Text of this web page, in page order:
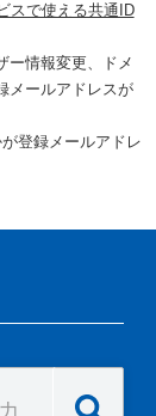
スで使える共通ID
ー情報変更、ドメ
メールアドレスが
登録メールアドレ